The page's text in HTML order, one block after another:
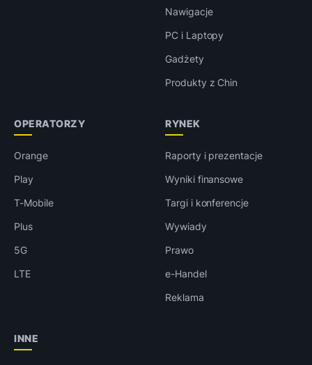
Nawigacje
PC i Laptopy
Gadżety
Produkty z Chin
OPERATORZY
Orange
Play
T-Mobile
Plus
5G
LTE
RYNEK
Raporty i prezentacje
Wyniki finansowe
Targi i konferencje
Wywiady
Prawo
e-Handel
Reklama
INNE